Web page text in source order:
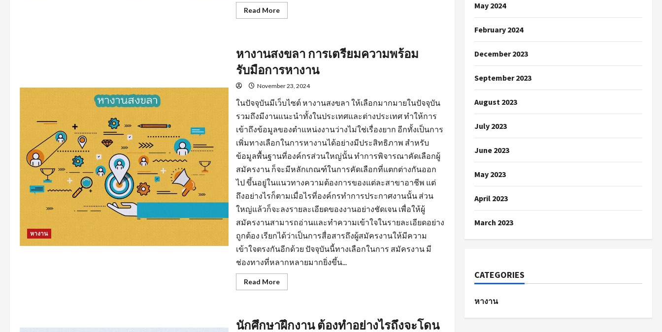
Read MoreRead
more
ใกล้
ฉัน
แหล่ง
งาน
สาขา
อาชีพ
หางาน
หางานสงขลา การเตรียมความพร้อม
รับมือการหางาน
November 23, 2024
ในปัจจุบันมีเว็บไซต์ หางานสงขลา ให้เลือกมากมายในปัจจุบัน
รวมถึงมีงานแนะนำทั้งในประเทศและต่างประเทศ ทำให้การ
เข้าถึงข้อมูลของตำแหน่งงานว่างไม่ใช่เรื่องยาก อีกทั้งเป็นการ
เพิ่มทางเลือกในการหางานได้อย่างมีประสิทธิภาพ สำหรับ
ข้อมูลพื้นฐานที่องค์กรส่วนใหญ่นั้น ทำการพิจารณาคัดเลือกผู้
สมัครงาน ก็จะมีหลักเกณฑ์ในการคัดเลือกที่แตกต่างกันออก
ไป ขึ้นอยู่ในแนวทางความต้องการของแต่ละสาขาอาชีพ แต่
ถึงอย่างไรก็ตามเมื่อไรที่องค์กรทำการประกาศงานนั้น ส่วน
ใหญ่แล้วก็จะลงรายละเอียดของงานอย่างชัดเจน เพื่อให้ผู้
สมัครงานสามารถอ่านและทำความเข้าใจในรายละเอียดอย่าง
ถูกต้อง เรียกได้ว่าเป็นการสื่อสารถึงผู้สมัครงานให้มีความ
เข้าใจตรงกันอีกด้วย ปัจจุบันนี้ทางเลือกในการ สมัครงาน มี
ช่องทางที่หลากหลายมากยิ่งขึ้น...
Read MoreRead
more
การเต
รี
นักศึกษาฝึกงาน ต้องทำอย่างไรถึงจะโดน
May 2024
February 2024
December 2023
September 2023
August 2023
July 2023
June 2023
May 2023
April 2023
March 2023
CATEGORIES
หางาน